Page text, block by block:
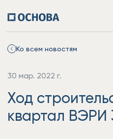
Ко всем новостям
30 мар. 2022 г.
Ход
квартал ВЭРИ